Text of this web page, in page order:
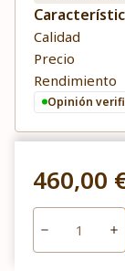
Calidad
Precio
Rendimiento
Opinión
Muy buena
Feliz con mi
calidad,
460,00